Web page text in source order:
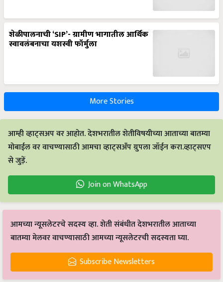
शेळीपालनाची ‘SIP’- ग्रामीण भागातील आर्थिक
स्वावलंबनाचा यशस्वी फॉर्मुला
More Stories
आम्ही व्हाट्सअप वर आहोत. देशभरातील शेतीविषयीच्या आताच्या बातम्या
मोबाईल वर वाचण्यासाठी आमचा व्हाट्सअँप ग्रुपला जॉईन करा.व्हाट्सएप
से जुड़ें.
Join on WhatsApp
आमच्या न्यूसलेटरचे सदस्य व्हा. शेती संबंधीत देशभरातील आताच्या
बातम्या मेलवर वाचण्यासाठी आमच्या न्यूसलेटरची सदस्यता घ्या.
Subscribe Newsletters